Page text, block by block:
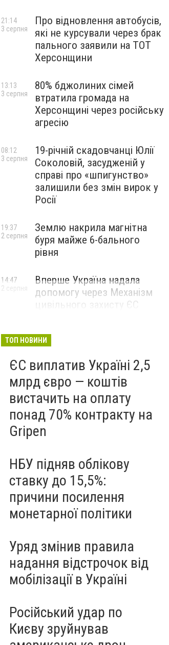
Про відновлення автобусів,
які не курсували через брак
пального заявили на ТОТ
Херсонщини
21:14
3 серпня
80% бджолиних сімей
втратила громада на
Херсонщині через російську
агресію
13:13
3 серпня
19-річній скадовчанці Юлії
Соколовій, засудженій у
справі про «шпигунство»
залишили без змін вирок у
Росії
08:12
3 серпня
Землю накрила магнітна
буря майже 6-бального
рівня
19:37
2 серпня
Вперше Україна надала
допомогу через Механізм
цивільного захисту ЄС
14:47
2 серпня
ТОП НОВИНИ
ЄС виплатив Україні 2,5
млрд євро — коштів
вистачить на оплату
понад 70% контракту на
Gripen
НБУ підняв облікову
ставку до 15,5%:
причини посилення
монетарної політики
Уряд змінив правила
надання відстрочок від
мобілізації в Україні
Російський удар по
Києву зруйнував